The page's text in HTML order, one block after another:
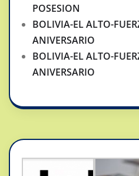
POSESION
BOLIVIA-EL ALTO-
ANIVERSARIO
BOLIVIA-EL ALTO-
ANIVERSARIO